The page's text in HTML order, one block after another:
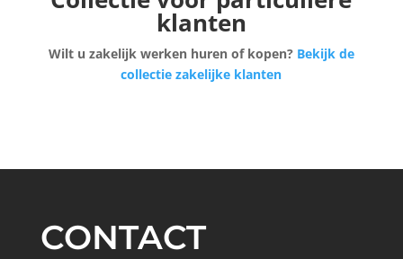
klanten
Wilt u zakelijk werken huren of kopen? Bekijk de
collectie zakelijke klanten
CONTACT